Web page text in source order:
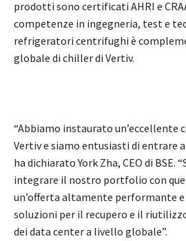
prodotti sono certificati AHRI e
competenze in ingegneria, test e
refrigeratori centrifughi è
globale di chiller di Vertiv.
“Abbiamo instaurato un’eccellente
Vertiv e siamo entusiasti di entrare
ha dichiarato York Zha, CEO di BSE.
integrare il nostro portfolio con
un’offerta altamente performante
soluzioni per il recupero e il
dei data center a livello globale”.